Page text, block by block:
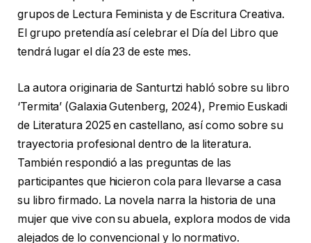
grupos de Lectura Feminista y de Escritura Creativa.
El grupo pretendía así celebrar el Día del Libro que
tendrá lugar el día 23 de este mes.
La autora originaria de Santurtzi habló sobre su libro
‘Termita’ (Galaxia Gutenberg, 2024), Premio Euskadi
de Literatura 2025 en castellano, así como sobre su
trayectoria profesional dentro de la literatura.
También respondió a las preguntas de las
participantes que hicieron cola para llevarse a casa
su libro firmado. La novela narra la historia de una
mujer que vive con su abuela, explora modos de vida
alejados de lo convencional y lo normativo.